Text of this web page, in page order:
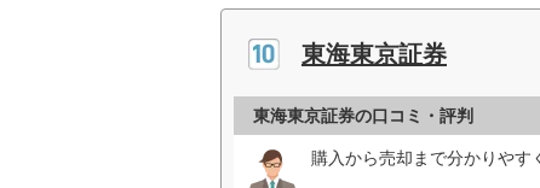
東海東京証券
東海東京証券の口コミ・評判
購入から売却まで分かりやす